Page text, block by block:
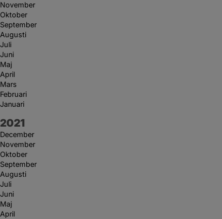
November
Oktober
September
Augusti
Juli
Juni
Maj
April
Mars
Februari
Januari
År:
2021
December
November
Oktober
September
Augusti
Juli
Juni
Maj
April